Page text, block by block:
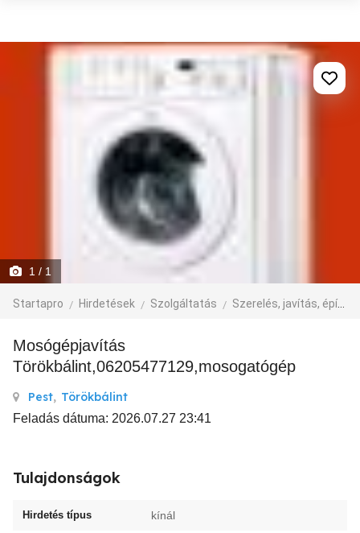
1 / 1
Startapro Hirdetések Szolgáltatás Szerelés, javítás, építkezés
Mosógépjavítás
Törökbálint,06205477129,mosogatógép
Pest, Törökbálint
Feladás dátuma: 2026.07.27 23:41
Tulajdonságok
Hirdetés típus kínál